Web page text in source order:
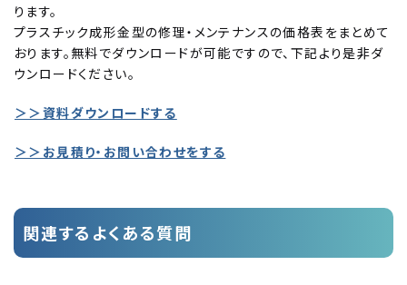
ります。
プラスチック成形金型の修理・メンテナンスの価格表をまとめて
おります。無料でダウンロードが可能ですので、下記より是非ダ
ウンロードください。
＞＞資料ダウンロードする
＞＞お見積り・お問い合わせをする
関連するよくある質問